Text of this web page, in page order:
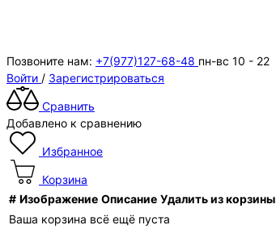
Позвоните нам: +7(977)127-68-48 пн-вс 10 - 22
Войти / Зарегистрироваться
Сравнить
Добавлено к сравнению
Избранное
Корзина
# Изображение Описание Удалить из корзины
Ваша корзина всё ещё пуста